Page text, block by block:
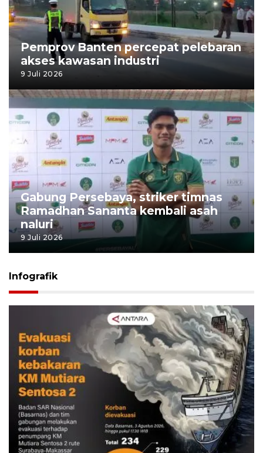
Pemprov Banten percepat pelebaran
akses kawasan industri
9 Juli 2026
Gabung Persebaya, striker timnas
Ramadhan Sananta kembali asah
naluri
9 Juli 2026
Infografik